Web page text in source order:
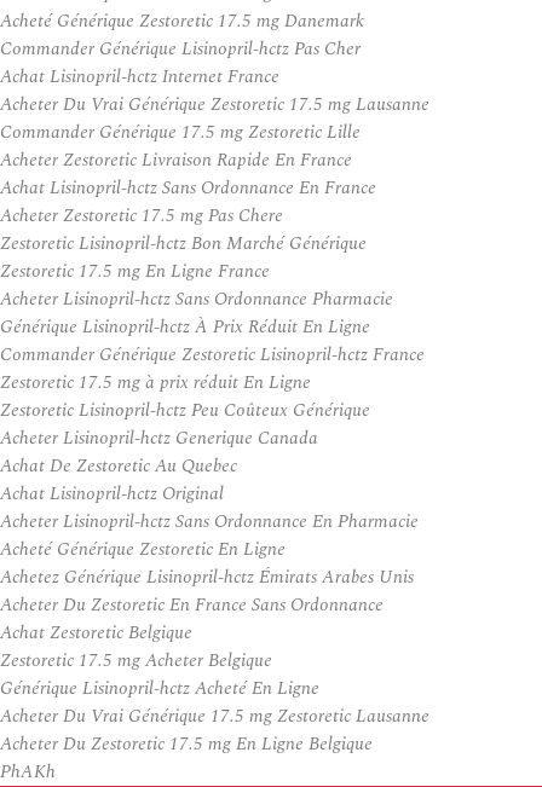
Acheté Générique Zestoretic 17.5 mg Danemark
Commander Générique Lisinopril-hctz Pas Cher
Achat Lisinopril-hctz Internet France
Acheter Du Vrai Générique Zestoretic 17.5 mg Lausanne
Commander Générique 17.5 mg Zestoretic Lille
Acheter Zestoretic Livraison Rapide En France
Achat Lisinopril-hctz Sans Ordonnance En France
Acheter Zestoretic 17.5 mg Pas Chere
Zestoretic Lisinopril-hctz Bon Marché Générique
Zestoretic 17.5 mg En Ligne France
Acheter Lisinopril-hctz Sans Ordonnance Pharmacie
Générique Lisinopril-hctz À Prix Réduit En Ligne
Commander Générique Zestoretic Lisinopril-hctz France
Zestoretic 17.5 mg à prix réduit En Ligne
Zestoretic Lisinopril-hctz Peu Coûteux Générique
Acheter Lisinopril-hctz Generique Canada
Achat De Zestoretic Au Quebec
Achat Lisinopril-hctz Original
Acheter Lisinopril-hctz Sans Ordonnance En Pharmacie
Acheté Générique Zestoretic En Ligne
Achetez Générique Lisinopril-hctz Émirats Arabes Unis
Acheter Du Zestoretic En France Sans Ordonnance
Achat Zestoretic Belgique
Zestoretic 17.5 mg Acheter Belgique
Générique Lisinopril-hctz Acheté En Ligne
Acheter Du Vrai Générique 17.5 mg Zestoretic Lausanne
Acheter Du Zestoretic 17.5 mg En Ligne Belgique
PhAKh